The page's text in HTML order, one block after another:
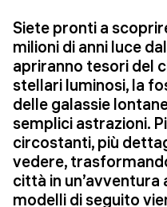
Siete pronti a
milioni di anni luce
apriranno tesori del
stellari luminosi, la
delle galassie
semplici astrazioni.
circostanti, più
vedere,
città in un’avventura
modelli di seguito